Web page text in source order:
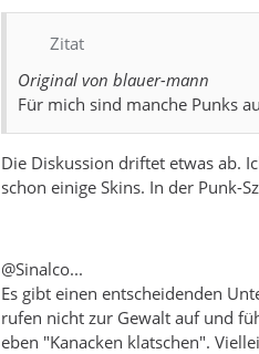
Zitat
Original von blauer-mann
Für mich sind manche Punks
Die Diskussion driftet etwas ab.
schon einige Skins. In der Punk-
@Sinalco...
Es gibt einen entscheidenden
rufen nicht zur Gewalt auf und
eben "Kanacken klatschen".